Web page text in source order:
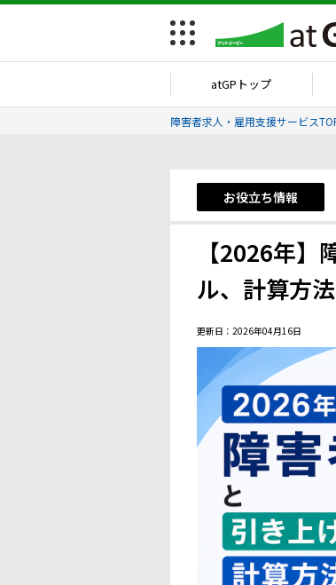
atGPトップ
障害者求人・雇用支援サービス
お役立ち情報
【2026年
ル、計算方
更新日：2026年04月16日